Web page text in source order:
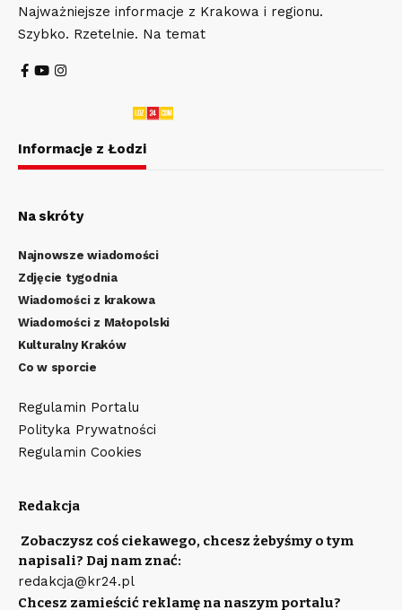
Najważniejsze informacje z Krakowa i regionu.
Szybko. Rzetelnie. Na temat
Informacje z Łodzi
Na skróty
Najnowsze wiadomości
Zdjęcie tygodnia
Wiadomości z krakowa
Wiadomości z Małopolski
Kulturalny Kraków
Co w sporcie
Regulamin Portalu
Polityka Prywatności
Regulamin Cookies
Redakcja
Zobaczysz coś ciekawego, chcesz żebyśmy o tym
napisali? Daj nam znać:
redakcja@kr24.pl
Chcesz zamieścić reklamę na naszym portalu?